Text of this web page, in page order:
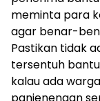
meminta para
agar benar-
Pastikan tidak
tersentuh
kalau ada
panjenengan